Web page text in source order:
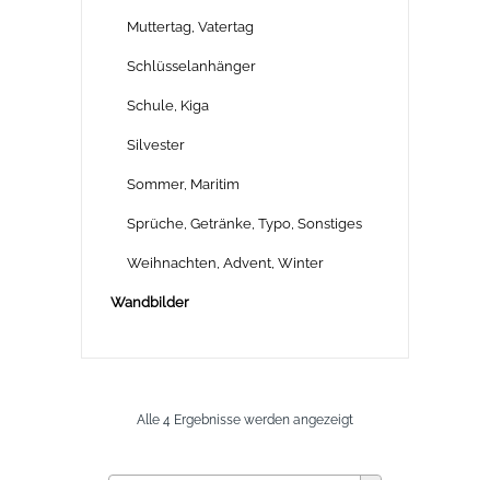
Muttertag, Vatertag
Schlüsselanhänger
Schule, Kiga
Silvester
Sommer, Maritim
Sprüche, Getränke, Typo, Sonstiges
Weihnachten, Advent, Winter
Wandbilder
Alle 4 Ergebnisse werden angezeigtNach